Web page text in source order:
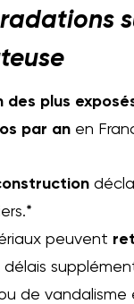
des plus
par an en
peuvent
de vandalisme